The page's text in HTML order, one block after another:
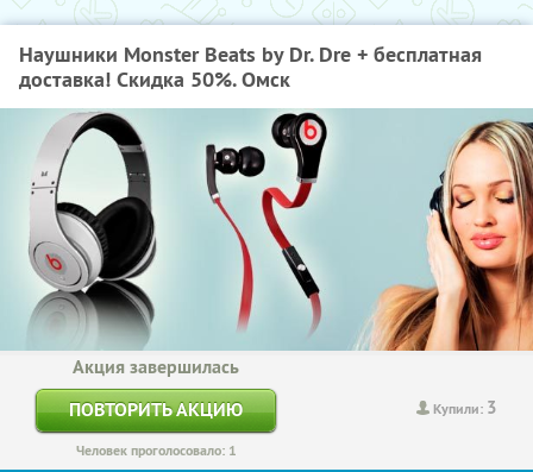
Наушники Monster Beats by Dr. Dre + бесплатная
доставка! Скидка 50%. Омск
Купили: 3
Акция завершилась
ПОВТОРИТЬ АКЦИЮ
Человек проголосовало: 1